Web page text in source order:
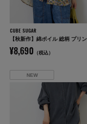
CUBE SUGAR
¥8,690 （税込）
NEW